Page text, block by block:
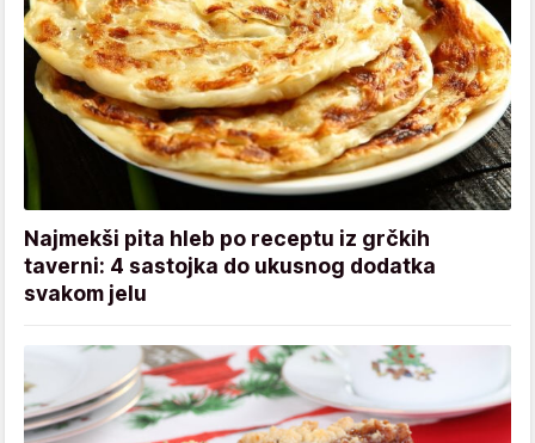
Najmekši pita hleb po receptu iz grčkih
taverni: 4 sastojka do ukusnog dodatka
svakom jelu